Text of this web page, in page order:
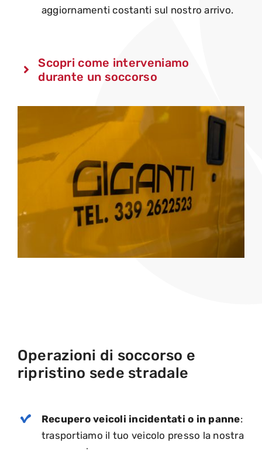
aggiornamenti costanti sul nostro arrivo.
Scopri come interveniamo
durante un soccorso
Operazioni di soccorso e
ripristino sede stradale
Recupero veicoli incidentati o in panne:
trasportiamo il tuo veicolo presso la nostra